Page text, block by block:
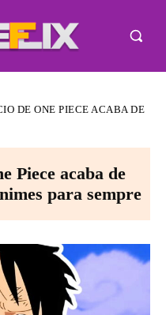
DE ONE PIECE ACABA DE
Piece acaba de
para sempre